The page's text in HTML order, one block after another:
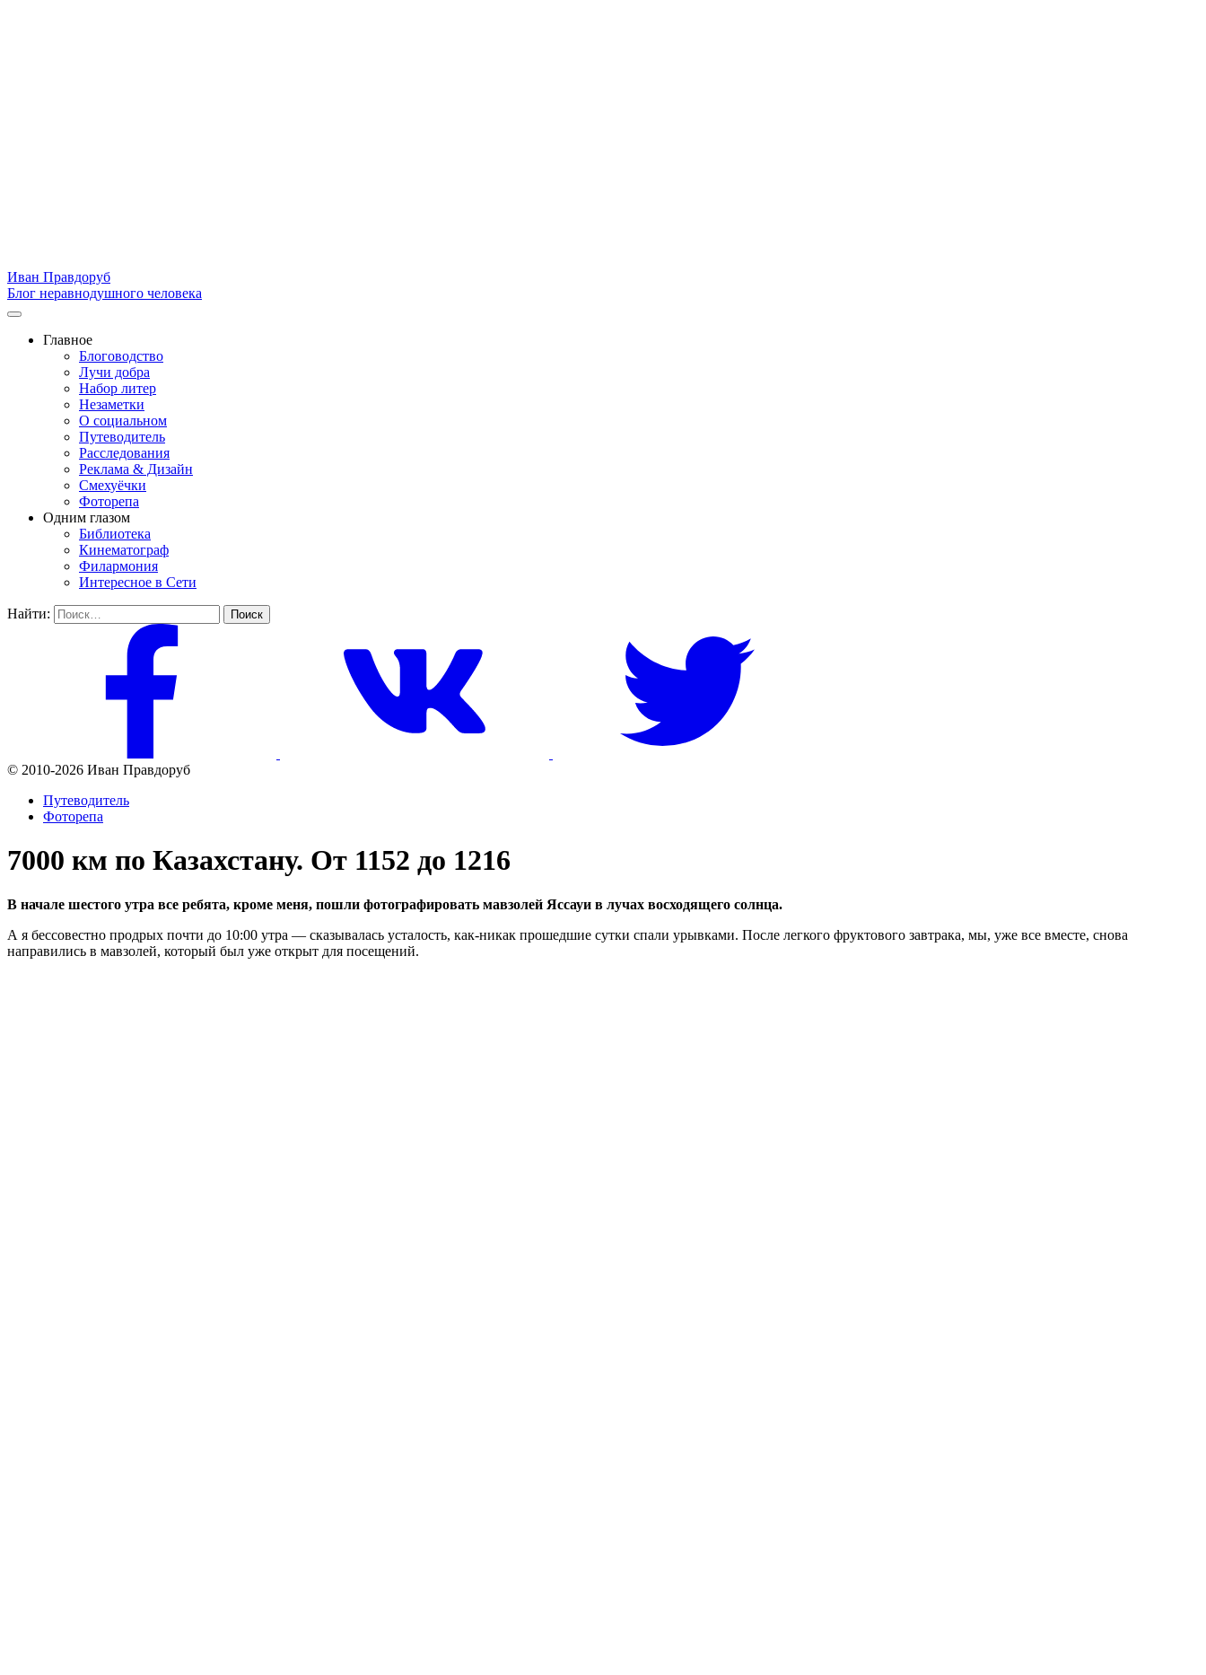
Иван Правдоруб
Блог неравнодушного человека
Главное
Блоговодство
Лучи добра
Набор литер
Незаметки
О социальном
Путеводитель
Расследования
Реклама & Дизайн
Смехуёчки
Фоторепа
Одним глазом
Библиотека
Кинематограф
Филармония
Интересное в Сети
Найти:
© 2010-2026 Иван Правдоруб
Путеводитель
Фоторепа
7000 км по Казахстану. От 1152 до 1216
В начале шестого утра все ребята, кроме меня, пошли фотографировать мавзолей Яссауи в лучах восходящего солнца.
А я бессовестно продрых почти до 10:00 утра — сказывалась усталость, как-никак прошедшие сутки спали урывками. После легкого фруктового завтрака, мы, уже все вместе, снова
направились в мавзолей, который был уже открыт для посещений.